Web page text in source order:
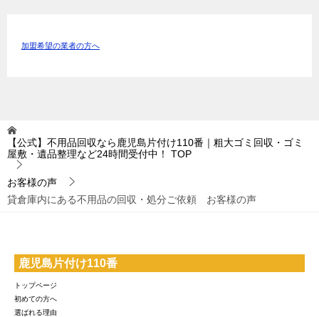
加盟希望の業者の方へ
【公式】不用品回収なら鹿児島片付け110番｜粗大ゴミ回収・ゴミ
屋敷・遺品整理など24時間受付中！
TOP
お客様の声
貸倉庫内にある不用品の回収・処分ご依頼 お客様の声
鹿児島片付け110番
トップページ
初めての方へ
選ばれる理由